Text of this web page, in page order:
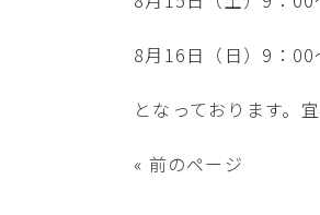
8月16日（日）9：
となっております。
« 前のページ